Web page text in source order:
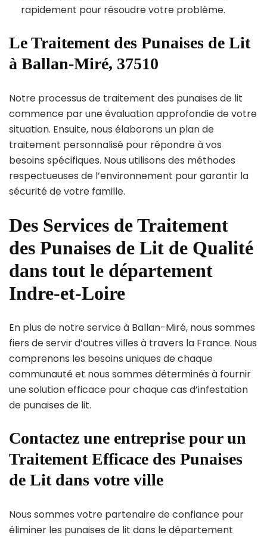
rapidement pour résoudre votre problème.
Le Traitement des Punaises de Lit
à Ballan-Miré, 37510
Notre processus de traitement des punaises de lit
commence par une évaluation approfondie de votre
situation. Ensuite, nous élaborons un plan de
traitement personnalisé pour répondre à vos
besoins spécifiques. Nous utilisons des méthodes
respectueuses de l’environnement pour garantir la
sécurité de votre famille.
Des Services de Traitement
des Punaises de Lit de Qualité
dans tout le département
Indre-et-Loire
En plus de notre service à Ballan-Miré, nous sommes
fiers de servir d’autres villes à travers la France. Nous
comprenons les besoins uniques de chaque
communauté et nous sommes déterminés à fournir
une solution efficace pour chaque cas d’infestation
de punaises de lit.
Contactez une entreprise pour un
Traitement Efficace des Punaises
de Lit dans votre ville
Nous sommes votre partenaire de confiance pour
éliminer les punaises de lit dans le département